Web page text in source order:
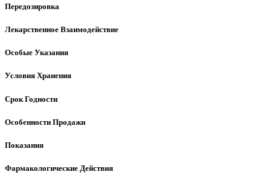
Передозировка
Лекарственное Взаимодействие
Особые Указания
Условия Хранения
Срок Годности
Особенности Продажи
Показания
Фармакологические Действия